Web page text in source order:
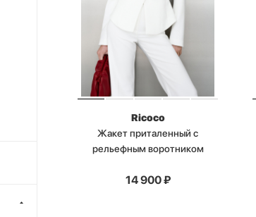
Ricoco
Жакет приталенный с
рельефным воротником
14 900₽